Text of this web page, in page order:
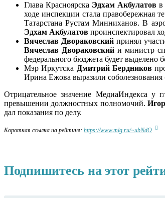
Глава Красноярска Эдхам Акбулатов в
ходе инспекции стала правобережная
Татарстана Рустам Минниханов. В
Эдхам Акбулатов проинспектировал
Вячеслав Двораковский принял
Вячеслав Двораковский и министр
федерального бюджета будет выделено
Мэр Иркутска Дмитрий Бердников
Ирина Ежова выразили
Отрицательное значение МедиаИндекса у
превышении должностных полномочий.
дал показания по делу.
Короткая ссылка на рейтинг: https://www.mlg.ru/~ubNdO
Подпишитесь на этот